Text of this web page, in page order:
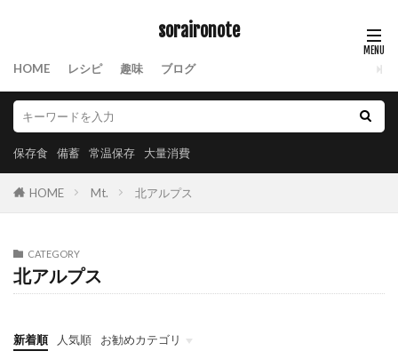
soraironote
HOME レシピ 趣味 ブログ
保存食 備蓄 常温保存 大量消費
HOME Mt. 北アルプス
CATEGORY
北アルプス
新着順 人気順 お勧めカテゴリ